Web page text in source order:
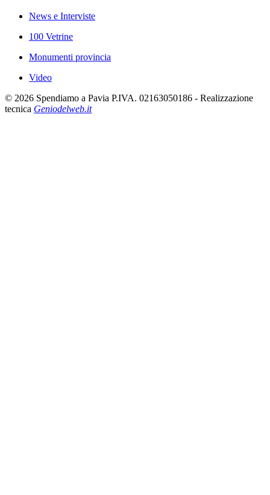
News e Interviste
100 Vetrine
Monumenti provincia
Video
© 2026 Spendiamo a Pavia P.IVA. 02163050186 - Realizzazione
tecnica Geniodelweb.it